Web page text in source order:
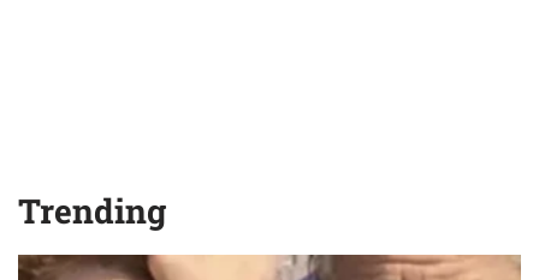
Trending